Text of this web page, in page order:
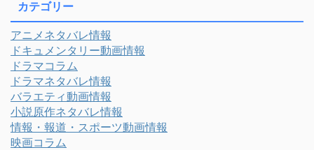
カテゴリー
アニメネタバレ情報
ドキュメンタリー動画情報
ドラマコラム
ドラマネタバレ情報
バラエティ動画情報
小説原作ネタバレ情報
情報・報道・スポーツ動画情報
映画コラム